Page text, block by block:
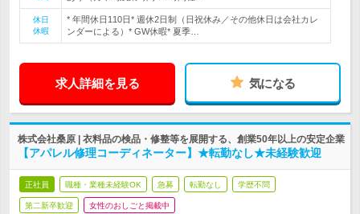
休日
休暇
* 年間休日110日* 週休2日制（日祝休み／その他休日は会社カレ
ンダーによる）* GW休暇* 夏季…
求人詳細を見る 気になる
株式会社桑原 | 衣料品の検品・修整等を展開する、創業50年以上の安定企業
【アパレル修理コーディネーター】★転勤なし★未経験歓迎
正社員 職種・業種未経験OK 急募 転勤なし 学歴不問
第二新卒歓迎 女性のおしごと掲載中